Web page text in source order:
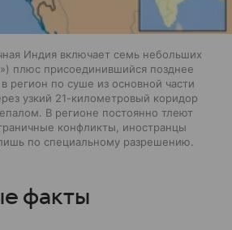
Индия включает семь небольших
плюс присоединившийся позднее
регион по суше из основной части
узкий 21-километровый коридор
В регионе постоянно тлеют
конфликты, иностранцы
по специальному разрешению.
факты